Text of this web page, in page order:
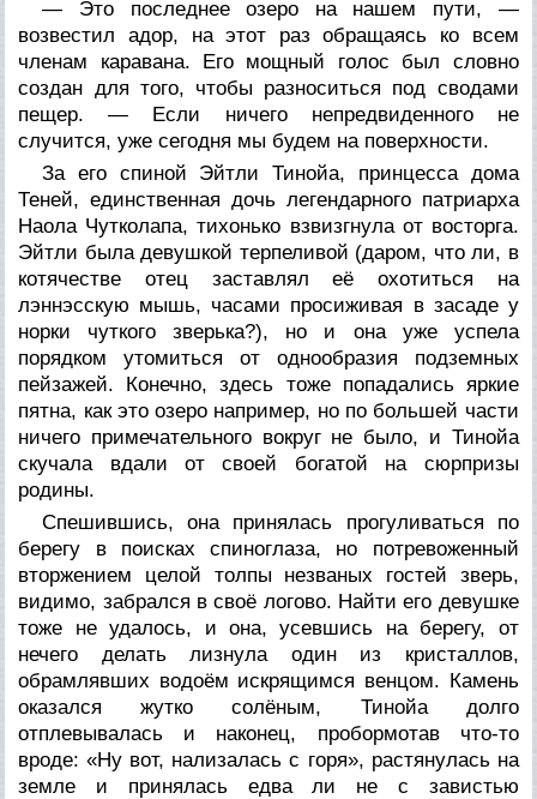
— Это последнее озеро на нашем пути, —
возвестил адор, на этот раз обращаясь ко всем
членам каравана. Его мощный голос был словно
создан для того, чтобы разноситься под сводами
пещер. — Если ничего непредвиденного не
случится, уже сегодня мы будем на поверхности.
За его спиной Эйтли Тинойа, принцесса дома
Теней, единственная дочь легендарного патриарха
Наола Чутколапа, тихонько взвизгнула от восторга.
Эйтли была девушкой терпеливой (даром, что ли, в
котячестве отец заставлял её охотиться на
лэннэсскую мышь, часами просиживая в засаде у
норки чуткого зверька?), но и она уже успела
порядком утомиться от однообразия подземных
пейзажей. Конечно, здесь тоже попадались яркие
пятна, как это озеро например, но по большей части
ничего примечательного вокруг не было, и Тинойа
скучала вдали от своей богатой на сюрпризы
родины.
Спешившись, она принялась прогуливаться по
берегу в поисках спиноглаза, но потревоженный
вторжением целой толпы незваных гостей зверь,
видимо, забрался в своё логово. Найти его девушке
тоже не удалось, и она, усевшись на берегу, от
нечего делать лизнула один из кристаллов,
обрамлявших водоём искрящимся венцом. Камень
оказался жутко солёным, Тинойа долго
отплевывалась и наконец, пробормотав что-то
вроде: «Ну вот, нализалась с горя», растянулась на
земле и принялась едва ли не с завистью